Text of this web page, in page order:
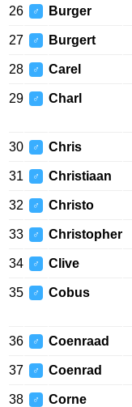
26 ♂ Burger
27 ♂ Burgert
28 ♂ Carel
29 ♂ Charl
30 ♂ Chris
31 ♂ Christiaan
32 ♂ Christo
33 ♂ Christopher
34 ♂ Clive
35 ♂ Cobus
36 ♂ Coenraad
37 ♂ Coenrad
38 ♂ Corne